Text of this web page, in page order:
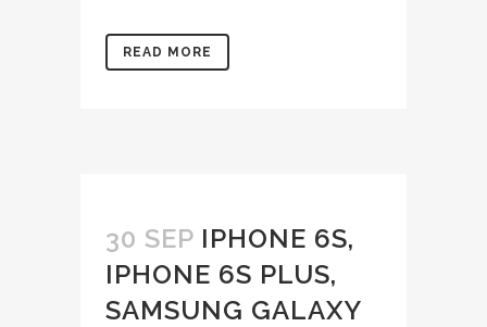
READ MORE
30 SEP IPHONE 6S,
IPHONE 6S PLUS,
SAMSUNG GALAXY